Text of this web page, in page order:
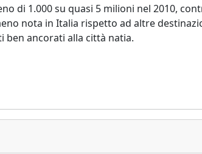
di 1.000 su quasi 5 milioni nel 2010,
nota in Italia rispetto ad altre
ben ancorati alla città natia.